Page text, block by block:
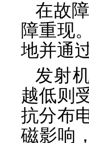
在故
障重现
地并通
发射
越低则
抗分布
磁影响